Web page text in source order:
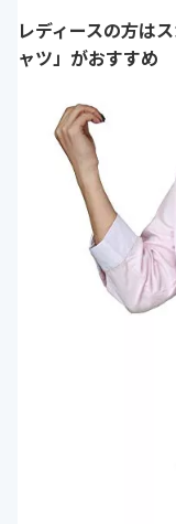
レディースの方は
ャツ」がおすすめ